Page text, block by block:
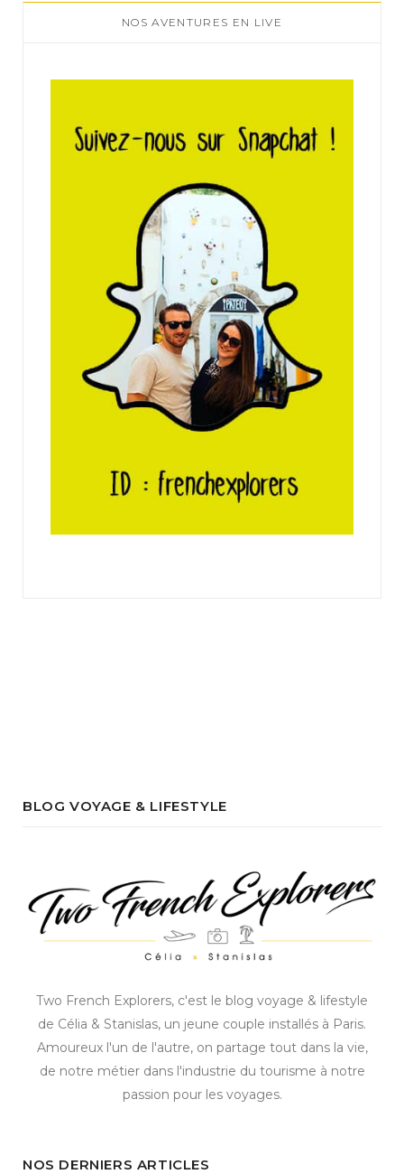
NOS AVENTURES EN LIVE
BLOG VOYAGE & LIFESTYLE
Two French Explorers, c'est le blog voyage & lifestyle
de Célia & Stanislas, un jeune couple installés à Paris.
Amoureux l'un de l'autre, on partage tout dans la vie,
de notre métier dans l'industrie du tourisme à notre
passion pour les voyages.
NOS DERNIERS ARTICLES